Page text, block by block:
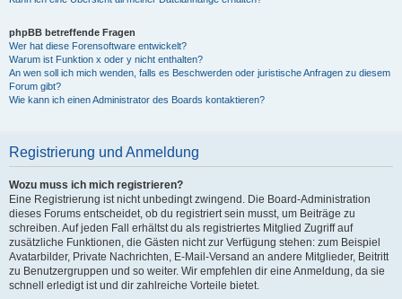
phpBB betreffende Fragen
Wer hat diese Forensoftware entwickelt?
Warum ist Funktion x oder y nicht enthalten?
An wen soll ich mich wenden, falls es Beschwerden oder juristische Anfragen zu diesem
Forum gibt?
Wie kann ich einen Administrator des Boards kontaktieren?
Registrierung und Anmeldung
Wozu muss ich mich registrieren?
Eine Registrierung ist nicht unbedingt zwingend. Die Board-Administration
dieses Forums entscheidet, ob du registriert sein musst, um Beiträge zu
schreiben. Auf jeden Fall erhältst du als registriertes Mitglied Zugriff auf
zusätzliche Funktionen, die Gästen nicht zur Verfügung stehen: zum Beispiel
Avatarbilder, Private Nachrichten, E-Mail-Versand an andere Mitglieder, Beitritt
zu Benutzergruppen und so weiter. Wir empfehlen dir eine Anmeldung, da sie
schnell erledigt ist und dir zahlreiche Vorteile bietet.